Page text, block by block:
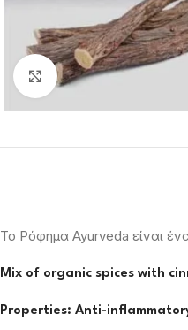
Click to enlarge
Το Ρόφημα Ayurveda είναι
Mix of organic spices with
Properties: Anti-